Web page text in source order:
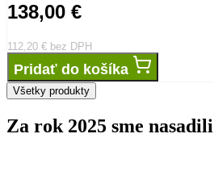
138,00 €
112,20 € bez DPH
Pridať do košíka
Všetky produkty
Za rok 2025 sme nasadili